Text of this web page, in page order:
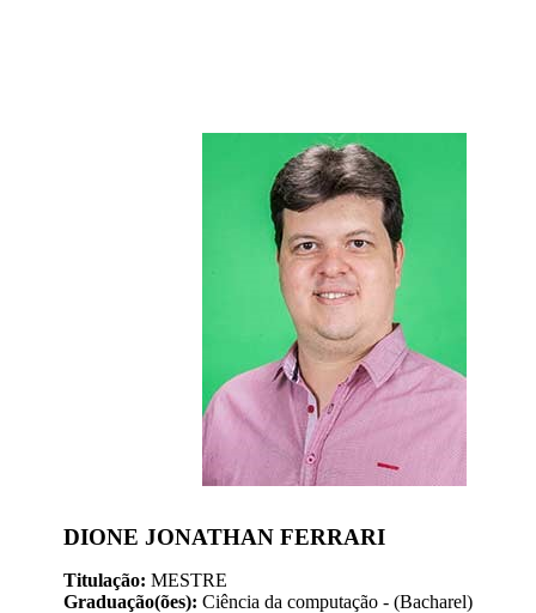
DIONE JONATHAN FERRARI
Titulação: MESTRE
Graduação(ões): Ciência da computação - (Bacharel)